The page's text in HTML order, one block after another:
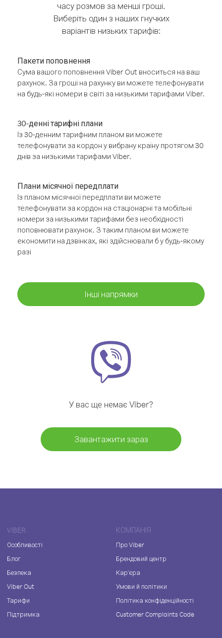
часу розмов за менші гроші.
Виберіть один з наших гнучких
варіантів низьких тарифів:
Пакети поповнення
Сума вашого поповнення Viber Out вноситься на ваш
рахунок. За гроші на рахунку ви можете телефонувати
на будь-які номери в світі за низькими тарифами Viber.
30-денні тарифні плани
Із 30-денним тарифним планом ви можете
телефонувати за кордон у вибрану країну протягом 30
днів за низькими тарифами Viber.
Плани місячної передплати
Із планом місячної передплати ви можете
телефонувати за кордон на стаціонарні та мобільні
номери за низькими тарифами без необхідності
поповнювати рахунок. З таким планом ви можете
економити на дзвінках, які здійснювали б у будь-якому
разі
Інші напрямки
У вас ще немає Viber?
Завантажити зараз
VIBER
Особливості
Блог
Безпека
Viber Out
Тарифи
Підтримка
КОМПАНІЯ
Про Viber
Брендовий центр
Кар'єра
Умови й політики
Політика конфіденційності
Customer Complaints Code